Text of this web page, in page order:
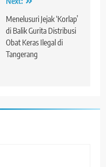
Menelusuri Jejak ‘Korlap’
di Balik Gurita Distribusi
Obat Keras Ilegal di
Tangerang